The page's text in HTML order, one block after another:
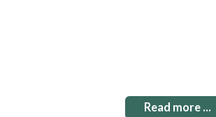
Read more ...